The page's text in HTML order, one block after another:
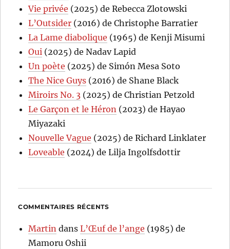
Vie privée (2025) de Rebecca Zlotowski
L’Outsider (2016) de Christophe Barratier
La Lame diabolique (1965) de Kenji Misumi
Oui (2025) de Nadav Lapid
Un poète (2025) de Simón Mesa Soto
The Nice Guys (2016) de Shane Black
Miroirs No. 3 (2025) de Christian Petzold
Le Garçon et le Héron (2023) de Hayao
Miyazaki
Nouvelle Vague (2025) de Richard Linklater
Loveable (2024) de Lilja Ingolfsdottir
COMMENTAIRES RÉCENTS
Martin dansL’Œuf de l’ange (1985) de
Mamoru Oshii